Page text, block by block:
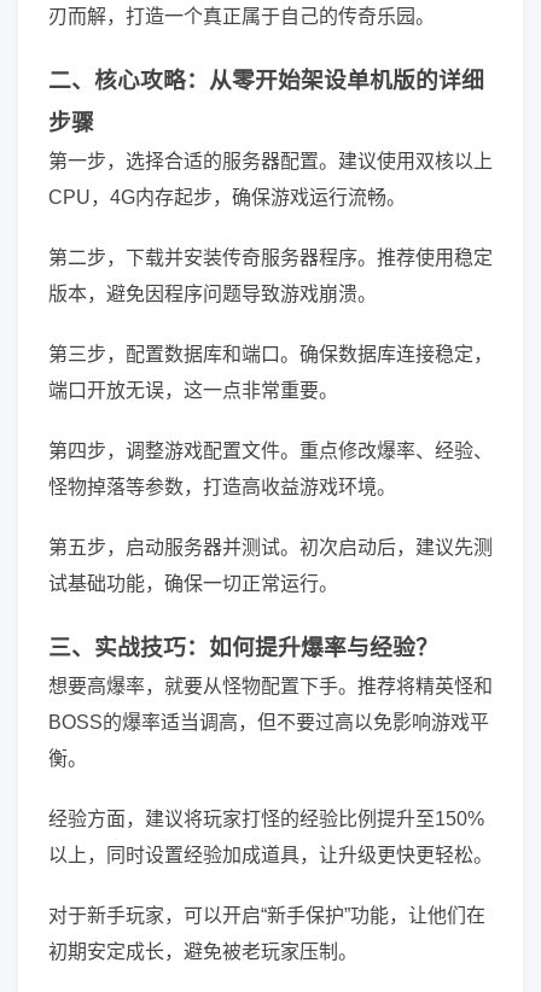
刃而解，打造一个真正属于自己的传奇乐园。
二、核心攻略：从零开始架设单机版的详细
步骤
第一步，选择合适的服务器配置。建议使用双核以上
CPU，4G内存起步，确保游戏运行流畅。
第二步，下载并安装传奇服务器程序。推荐使用稳定
版本，避免因程序问题导致游戏崩溃。
第三步，配置数据库和端口。确保数据库连接稳定，
端口开放无误，这一点非常重要。
第四步，调整游戏配置文件。重点修改爆率、经验、
怪物掉落等参数，打造高收益游戏环境。
第五步，启动服务器并测试。初次启动后，建议先测
试基础功能，确保一切正常运行。
三、实战技巧：如何提升爆率与经验？
想要高爆率，就要从怪物配置下手。推荐将精英怪和
BOSS的爆率适当调高，但不要过高以免影响游戏平
衡。
经验方面，建议将玩家打怪的经验比例提升至150%
以上，同时设置经验加成道具，让升级更快更轻松。
对于新手玩家，可以开启“新手保护”功能，让他们在
初期安定成长，避免被老玩家压制。